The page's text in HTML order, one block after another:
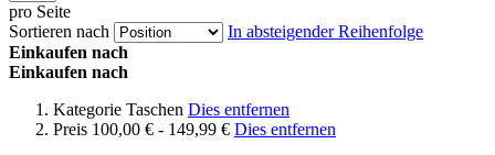
pro Seite
Sortieren nach
In absteigender Reihenfolge
Einkaufen nach
Einkaufen nach
Kategorie Taschen Dies entfernen
Preis 100,00 € - 149,99 € Dies entfernen